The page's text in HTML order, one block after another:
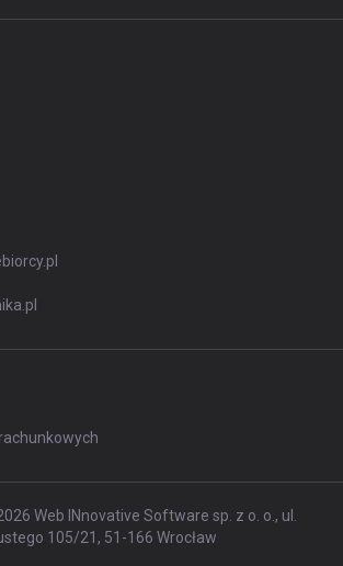
Web INnovative Software sp. z o. o., ul.
105/21, 51-166 Wrocław